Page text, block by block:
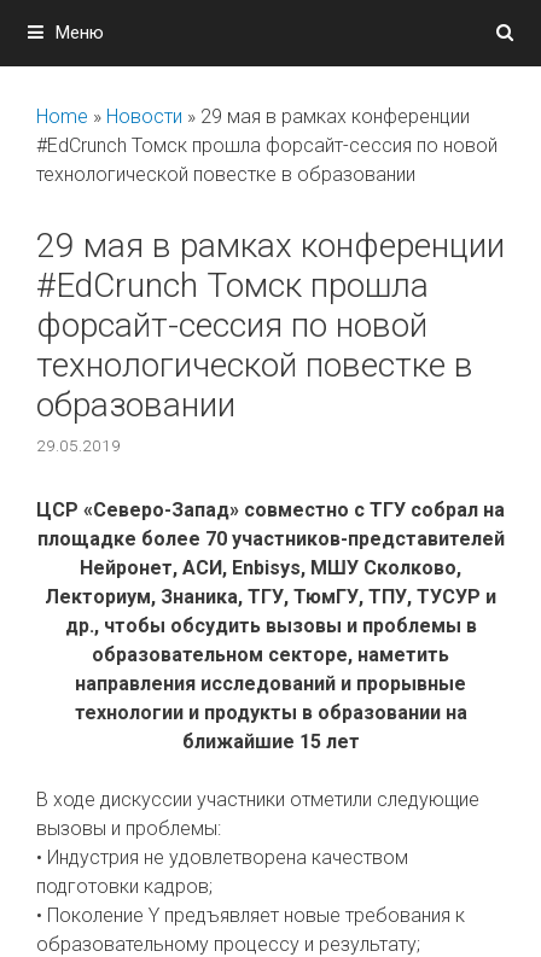
содержимому
Меню
Home » Новости » 29 мая в рамках конференции
#EdCrunch Томск прошла форсайт-сессия по новой
технологической повестке в образовании
29 мая в рамках конференции
#EdCrunch Томск прошла
форсайт-сессия по новой
технологической повестке в
образовании
29.05.2019
ЦСР «Северо-Запад» совместно с ТГУ собрал на
площадке более 70 участников-представителей
Нейронет, АСИ, Enbisys, МШУ Сколково,
Лекториум, Знаника, ТГУ, ТюмГУ, ТПУ, ТУСУР и
др., чтобы обсудить вызовы и проблемы в
образовательном секторе, наметить
направления исследований и прорывные
технологии и продукты в образовании на
ближайшие 15 лет
В ходе дискуссии участники отметили следующие
вызовы и проблемы:
• Индустрия не удовлетворена качеством
подготовки кадров;
• Поколение Y предъявляет новые требования к
образовательному процессу и результату;